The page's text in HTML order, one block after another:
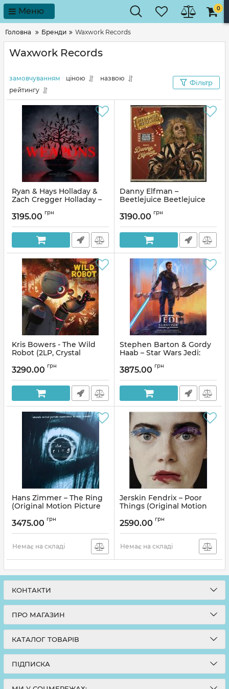
Меню 0
Головна Бренди Waxwork Records
Waxwork Records
замовчуванням ціною
назвою
рейтингу
Фільтр
Ryan & Hays Holladay &
Zach Cregger Holladay –
Sleeve, Coloured Vinyl)
Артикул: 310460
3195.00 грн
Danny Elfman –
Beetlejuice Beetlejuice
Edition, Purple & Pink
Артикул: 308269
3190.00 грн
Kris Bowers - The Wild
Robot (2LP, Crystal
Mint, Blue, and Black
Артикул: 292895
3290.00 грн
Stephen Barton & Gordy
Haab – Star Wars Jedi:
Game Soundtrack) (2LP,
Orange Lightsaber Vinyl)
274056
3875.00 грн
Hans Zimmer – The Ring
(Original Motion Picture
Coke Bottle Clear w/
Артикул: 305252
3475.00 грн
Немає на складі
Jerskin Fendrix – Poor
Things (Original Motion
Album, Deluxe Edition,
And Dark Blue Marble
Vinyl)
2590.00 грн
Немає на складі
КОНТАКТИ
ПРО МАГАЗИН
КАТАЛОГ ТОВАРІВ
ПІДПИСКА